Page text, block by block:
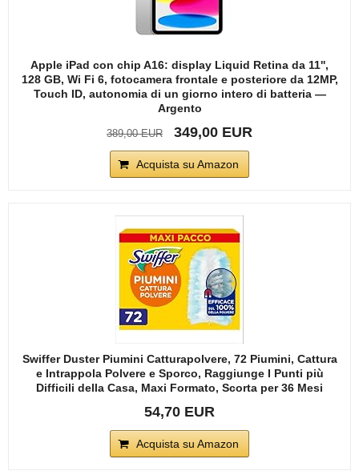
Apple iPad con chip A16: display Liquid Retina da 11'',
128 GB, Wi Fi 6, fotocamera frontale e posteriore da 12MP,
Touch ID, autonomia di un giorno intero di batteria —
Argento
389,00 EUR 349,00 EUR
Acquista su Amazon
Swiffer Duster Piumini Catturapolvere, 72 Piumini, Cattura
e Intrappola Polvere e Sporco, Raggiunge I Punti più
Difficili della Casa, Maxi Formato, Scorta per 36 Mesi
54,70 EUR
Acquista su Amazon